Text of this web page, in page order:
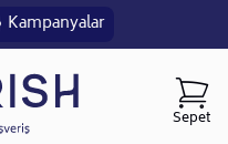
Kampanyalar
Sepet